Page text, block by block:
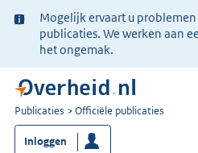
Ter
informatie:
Mogelijk ervaart u
publicaties. We werken aan
het ongemak.
U
bent
nu
Publicaties Officiële publicaties
Inloggen